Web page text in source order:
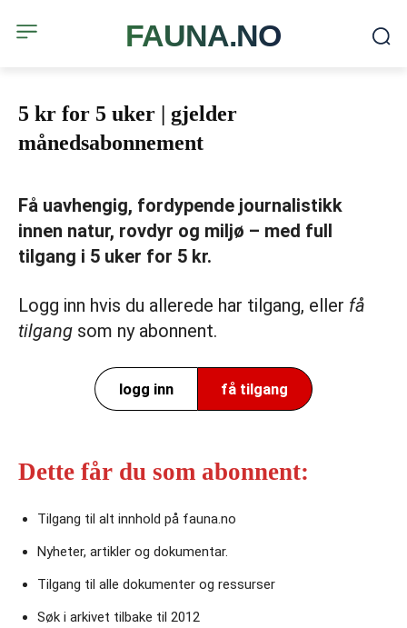
FAUNA.NO
5 kr for 5 uker | gjelder
månedsabonnement
Få uavhengig, fordypende journalistikk
innen natur, rovdyr og miljø – med full
tilgang i 5 uker for 5 kr.
Logg inn hvis du allerede har tilgang, eller få
tilgang som ny abonnent.
logg inn få tilgang
Dette får du som abonnent:
Tilgang til alt innhold på fauna.no
Nyheter, artikler og dokumentar.
Tilgang til alle dokumenter og ressurser
Søk i arkivet tilbake til 2012